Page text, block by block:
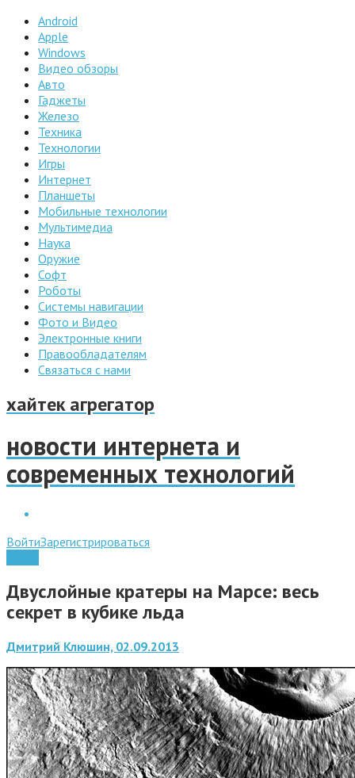
Android
Apple
Windows
Видео обзоры
Авто
Гаджеты
Железо
Техника
Технологии
Игры
Интернет
Планшеты
Мобильные технологии
Мультимедиа
Наука
Оружие
Софт
Роботы
Системы навигации
Фото и Видео
Электронные книги
Правообладателям
Связаться с нами
хайтек агрегатор
новости интернета и
современных технологий
ВойтиЗарегистрироваться
Двуслойные кратеры на Марсе: весь
секрет в кубике льда
Дмитрий Клюшин, 02.09.2013